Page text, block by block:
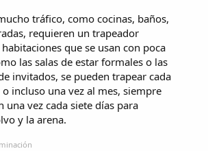
tráfico, como cocinas, baños,
requieren un trapeador
que se usan con poca
las salas de estar formales o las
invitados, se pueden trapear cada
o incluso una vez al mes, siempre
una vez cada siete días para
y la arena.